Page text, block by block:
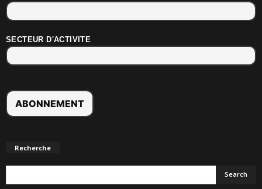
SECTEUR D'ACTIVITE
Recherche